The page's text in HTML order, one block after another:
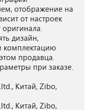
отображение на
от настроек
оригинала.
дизайн,
комплектацию
продавца.
при заказе.
Китай, Zibo,
Китай, Zibo,